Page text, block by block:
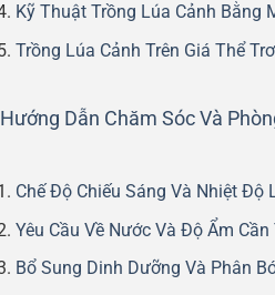
Kỹ Thuật Trồng Lúa Cảnh Bằng
Trồng Lúa Cảnh Trên Giá Thể
Hướng Dẫn Chăm Sóc Và
Chế Độ Chiếu Sáng Và Nhiệt Độ
Yêu Cầu Về Nước Và Độ Ẩm Cần
Bổ Sung Dinh Dưỡng Và Phân